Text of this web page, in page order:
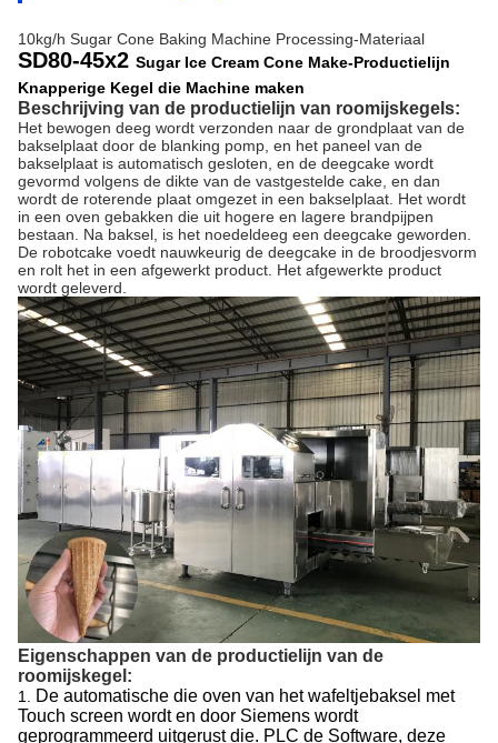
10kg/h Sugar Cone Baking Machine Processing-Materiaal
SD80-45x2 Sugar Ice Cream Cone Make-Productielijn
Knapperige Kegel die Machine maken
Beschrijving van de productielijn van roomijskegels:
Het bewogen deeg wordt verzonden naar de grondplaat van de
bakselplaat door de blanking pomp, en het paneel van de
bakselplaat is automatisch gesloten, en de deegcake wordt
gevormd volgens de dikte van de vastgestelde cake, en dan
wordt de roterende plaat omgezet in een bakselplaat. Het wordt
in een oven gebakken die uit hogere en lagere brandpijpen
bestaan. Na baksel, is het noedeldeeg een deegcake geworden.
De robotcake voedt nauwkeurig de deegcake in de broodjesvorm
en rolt het in een afgewerkt product. Het afgewerkte product
wordt geleverd.
Eigenschappen van de productielijn van de
roomijskegel:
1.
De automatische die oven van het wafeltjebaksel met
Touch screen wordt en door Siemens wordt
geprogrammeerd uitgerust die. PLC de Software, deze